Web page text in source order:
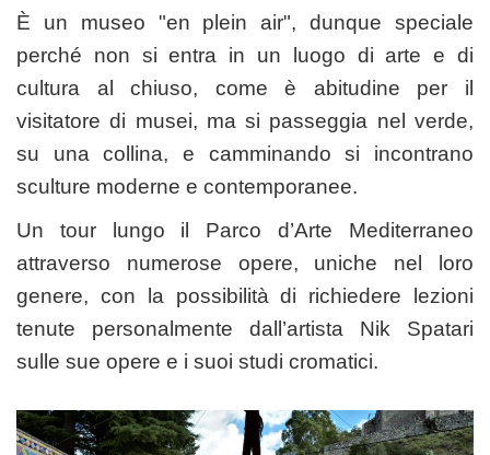
È un museo "en plein air", dunque speciale
perché non si entra in un luogo di arte e di
cultura al chiuso, come è abitudine per il
visitatore di musei, ma si passeggia nel verde,
su una collina, e camminando si incontrano
sculture moderne e contemporanee.
Un tour lungo il Parco d’Arte Mediterraneo
attraverso numerose opere, uniche nel loro
genere, con la possibilità di richiedere lezioni
tenute personalmente dall’artista Nik Spatari
sulle sue opere e i suoi studi cromatici.